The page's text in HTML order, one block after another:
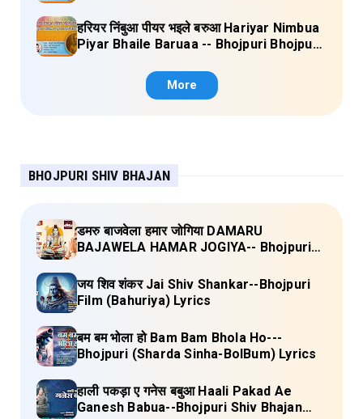
हरियर निंबुआ पीयर भइले बरुआ Hariyar Nimbua
Piyar Bhaile Baruaa -- Bhojpuri Bhojpuri
More
BHOJPURI SHIV BHAJAN
डमरु बाजवेला हमार जोगिया DAMARU
BAJAWELA HAMAR JOGIYA-- Bhojpuri
जय शिव शंकर Jai Shiv Shankar--Bhojpuri
Film (Bahuriya) Lyrics
बम बम भोला हो Bam Bam Bhola Ho---
Bhojpuri (Sharda Sinha-BolBum) Lyrics
हाली पकड़ा ए गनेस बबुआ Haali Pakad Ae
Ganesh Babua--Bhojpuri Shiv Bhajan